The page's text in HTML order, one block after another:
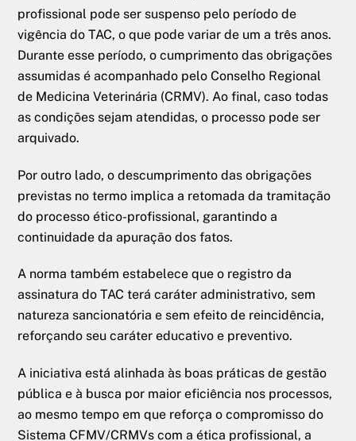
profissional pode ser suspenso pelo período de
vigência do TAC, o que pode variar de um a três anos.
Durante esse período, o cumprimento das obrigações
assumidas é acompanhado pelo Conselho Regional
de Medicina Veterinária (CRMV). Ao final, caso todas
as condições sejam atendidas, o processo pode ser
arquivado.
Por outro lado, o descumprimento das obrigações
previstas no termo implica a retomada da tramitação
do processo ético-profissional, garantindo a
continuidade da apuração dos fatos.
A norma também estabelece que o registro da
assinatura do TAC terá caráter administrativo, sem
natureza sancionatória e sem efeito de reincidência,
reforçando seu caráter educativo e preventivo.
A iniciativa está alinhada às boas práticas de gestão
pública e à busca por maior eficiência nos processos,
ao mesmo tempo em que reforça o compromisso do
Sistema CFMV/CRMVs com a ética profissional, a